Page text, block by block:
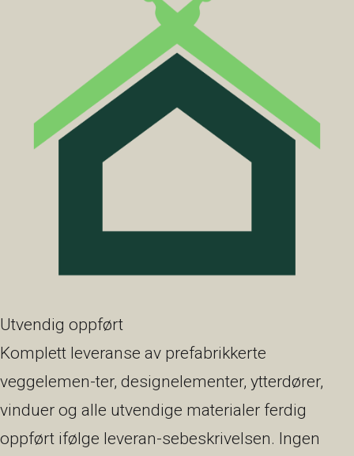
Utvendig oppført
Komplett leveranse av prefabrikkerte
veggelemen-ter, designelementer, ytterdører,
vinduer og alle utvendige materialer ferdig
oppført ifølge leveran-sebeskrivelsen. Ingen